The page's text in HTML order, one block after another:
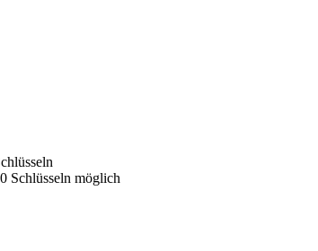
Schlüsseln möglich